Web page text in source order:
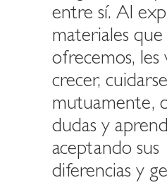
entre sí. Al
materiales
ofrecemos, les
crecer, cuidarse
mutuamente,
dudas y
aceptando sus
diferencias y